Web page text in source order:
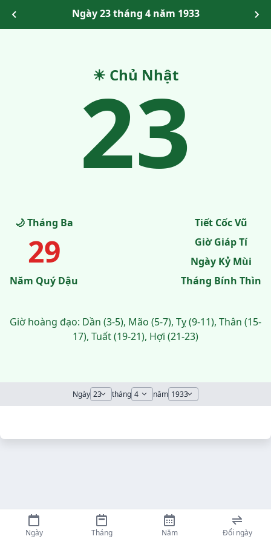
Ngày 23 tháng 4 năm 1933
☀ Chủ Nhật
23
🌙 Tháng Ba
29
Năm Quý Dậu
Tiết Cốc Vũ
Giờ Giáp Tí
Ngày Kỷ Mùi
Tháng Bính Thìn
Giờ hoàng đạo: Dần (3-5), Mão (5-7), Tỵ (9-11), Thân (15-
17), Tuất (19-21), Hợi (21-23)
Ngày tháng năm
Ngày Tháng Năm Đổi ngày